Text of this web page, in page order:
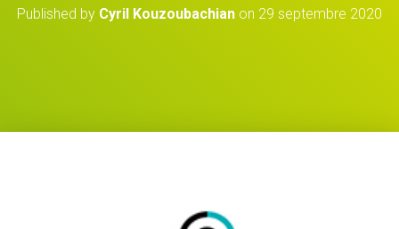
Published by Cyril Kouzoubachian on 29 septembre 2020